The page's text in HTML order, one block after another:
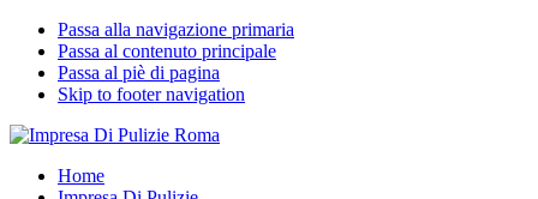
Passa alla navigazione primaria
Passa al contenuto principale
Passa al piè di pagina
Skip to footer navigation
Impresa Di Pulizie Roma
✅ Abitazioni e Attività Commerciali
Home